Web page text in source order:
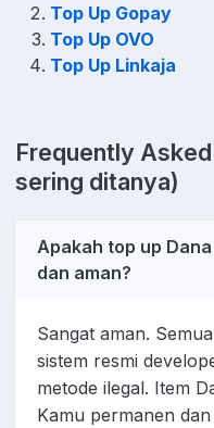
Top Up Gopay
Top Up OVO
Top Up Linkaja
Frequently
sering ditanya)
Apakah top up
dan aman?
Sangat aman.
sistem resmi
metode ilegal. Item
Kamu permanen